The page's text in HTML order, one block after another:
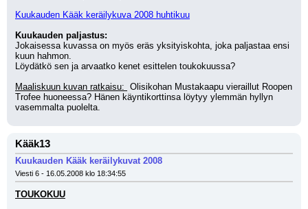
Kuukauden Kääk keräilykuva 2008 huhtikuu
Kuukauden paljastus:
Jokaisessa kuvassa on myös eräs yksityiskohta, joka paljastaa ensi
kuun hahmon.
Löydätkö sen ja arvaatko kenet esittelen toukokuussa?
Maaliskuun kuvan ratkaisu: Olisikohan Mustakaapu vieraillut Roopen
Trofee huoneessa? Hänen käyntikorttinsa löytyy ylemmän hyllyn
vasemmalta puolelta.
Kääk13
Kuukauden Kääk keräilykuvat 2008
Viesti 6 - 16.05.2008 klo 18:34:55
TOUKOKUU